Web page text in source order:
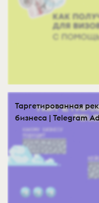
Таргетированная
бизнеса | Telegram